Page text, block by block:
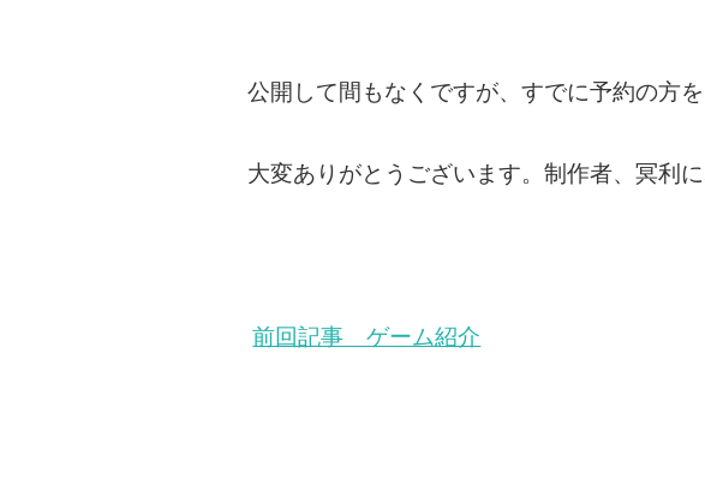
公開して間もなくですが、すでに予約の方
大変ありがとうございます。制作者、冥利に
前回記事 ゲーム紹介